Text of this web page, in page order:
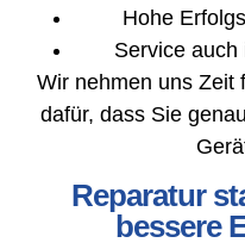
Hohe
Service auch
Wir nehmen uns Zeit
dafür, dass Sie
Reparatur
bessere